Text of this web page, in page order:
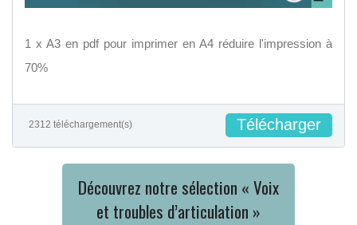
1 x A3 en pdf pour imprimer en A4 réduire l'impression à
70%
2312 téléchargement(s) Télécharger
Découvrez notre sélection « Voix
et troubles d’articulation »